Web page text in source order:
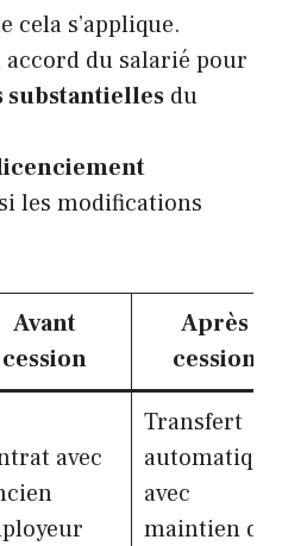
cela s’applique.
accord du salarié pour
du
si les modifications
Avant
cession
Après
cession
avec
Transfert
automatique
avec
maintien des